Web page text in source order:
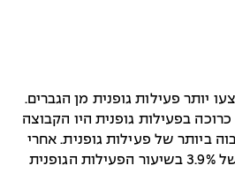
יותר פעילות גופנית מן הגברים.
בפעילות גופנית היו הקבוצה
ביותר של פעילות גופנית. אחרי
הפרישה, נרשמה ירידה של 3.9% בשיעור הפעילות הגופנית